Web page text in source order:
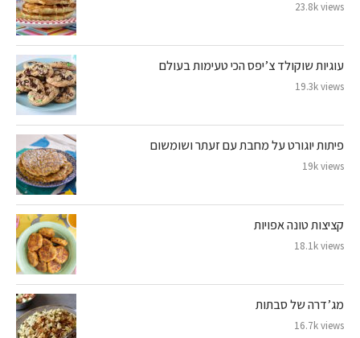
23.8k views
עוגיות שוקולד צ’יפס הכי טעימות בעולם
19.3k views
פיתות יוגורט על מחבת עם זעתר ושומשום
19k views
קציצות טונה אפויות
18.1k views
מג’דרה של סבתות
16.7k views